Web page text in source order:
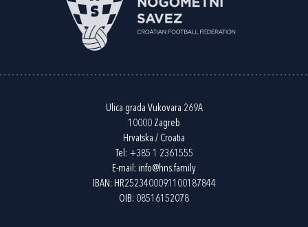
Ulica grada Vukovara 269A
10000 Zagreb
Hrvatska / Croatia
Tel: +385 1 2361555
E-mail: info@hns.family
IBAN: HR2523400091100187844
OIB: 08516152078